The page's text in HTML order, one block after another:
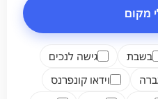
מקום
בשבת
גישה לנכים
וידאו קונפרנס